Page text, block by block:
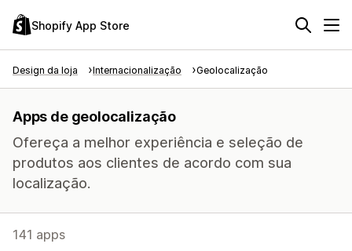
Shopify App Store
Design da loja Internacionalização Geolocalização
Apps de geolocalização
Ofereça a melhor experiência e seleção de
produtos aos clientes de acordo com sua
localização.
141 apps